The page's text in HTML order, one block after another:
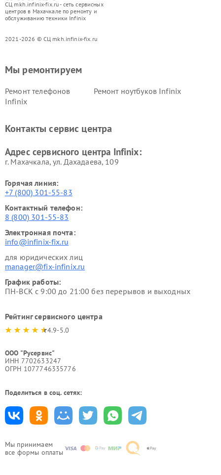
СЦ mkh.infinix-fix.ru - сеть сервисных
центров в Махачкале по ремонту и
обслуживанию техники Infinix
2021-2026 © СЦ mkh.infinix-fix.ru
Мы принимаем
все формы оплаты
Мы ремонтируем
Ремонт телефонов
Infinix
Ремонт ноутбуков Infinix
Контакты сервис центра
Адрес сервисного центра Infinix:
г. Махачкала, ул. Дахадаева, 109
Горячая линия:
+7 (800) 301-55-83
Контактный телефон:
8 (800) 301-55-83
Электронная почта:
info@infinix-fix.ru
для юридических лиц
manager@fix-infinix.ru
График работы:
ПН-ВСК с 9:00 до 21:00 без перерывов и выходных
Рейтинг сервисного центра
4.9-5.0
ООО "Русервис"
ИНН 7702633247
ОГРН 1077746335776
Поделиться в соц. сетях: